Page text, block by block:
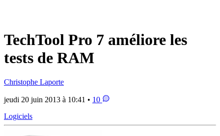
TechTool Pro 7 améliore les
tests de RAM
Christophe Laporte
jeudi 20 juin 2013 à 10:41 • 10
Logiciels